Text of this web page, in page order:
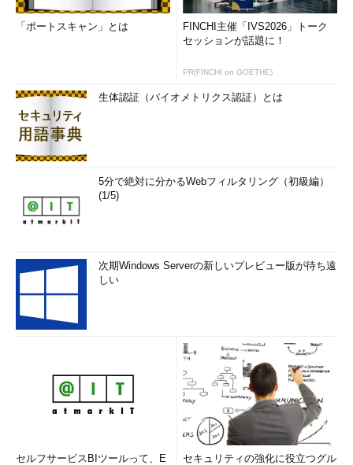
「ポートスキャン」とは
FINCHI主催「IVS2026」トーク
セッションが話題に！
PR(FINCHI on GOETHE)
生体認証（バイオメトリクス認証）とは
5分で絶対に分かるWebフィルタリング（初級編）
(1/5)
次期Windows Serverの新しいプレビュー版が待ち遠
しい
セルフサービスBIツールって、E
セキュリティの強化に役立つグル